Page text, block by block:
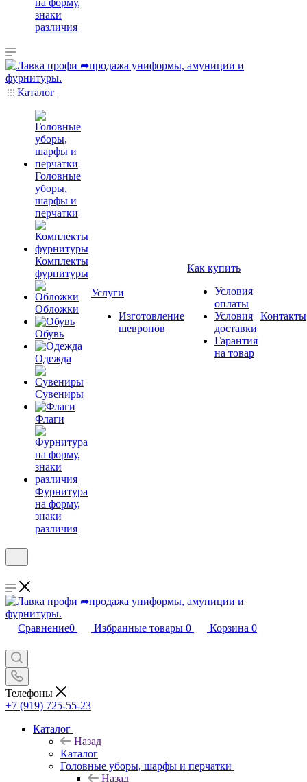
на форму,
знаки
различия
Каталог
Головные
уборы,
шарфы и
перчатки
Комплекты
фурнитуры
Обложки
Обувь
Одежда
Сувениры
Флаги
Фурнитура
на форму,
знаки
различия
Услуги
Изготовление
шевронов
Как купить
Условия
оплаты
Условия
доставки
Гарантия
на товар
Контакты
Сравнение0 Избранные товары 0 Корзина 0
Телефоны
+7 (919) 725-55-23
Каталог
Назад
Каталог
Головные уборы, шарфы и перчатки
Назад